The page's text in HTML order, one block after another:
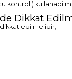
kontrol )
Dikkat
dikkat edilmelidir;